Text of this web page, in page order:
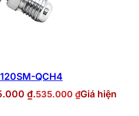
QCH4
₫.535.000 ₫Giá hiện